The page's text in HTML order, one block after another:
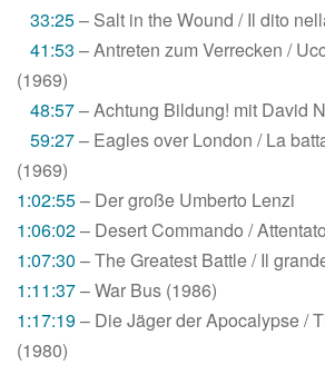
33:25– Salt in the Wound / Il dito
41:53 – Antreten zum Verrecken /
(1969)
48:57– Achtung Bildung! mit David
59:27– Eagles over London / La
(1969)
1:02:55– Der große Umberto Lenzi
1:06:02– Desert Commando /
1:07:30 – The Greatest Battle / Il
1:11:37– War Bus (1986)
1:17:19– Die Jäger der Apocalypse /
(1980)